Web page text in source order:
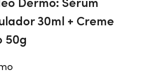
30ml + Creme
50g